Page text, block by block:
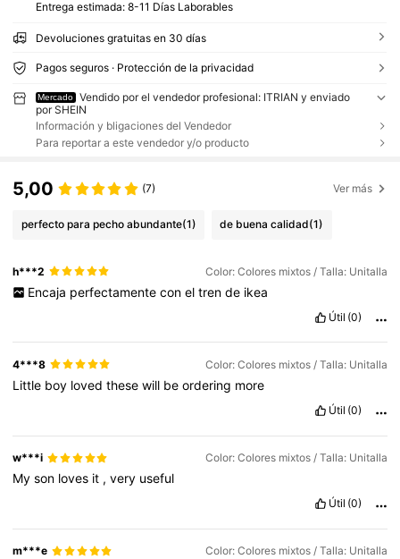
Entrega estimada: 8-11 Días Laborables
Devoluciones gratuitas en 30 días
Pagos seguros · Protección de la privacidad
Mercado
Vendido por el vendedor profesional: ITRIAN y enviado
por SHEIN
Información y bligaciones del Vendedor
Para reportar a este vendedor y/o producto
5,00 (7) Ver más
perfecto para pecho abundante(1) de buena calidad(1)
h***2 Color: Colores mixtos / Talla: Unitalla
Encaja perfectamente con el tren de ikea
Útil (0)
4***8 Color: Colores mixtos / Talla: Unitalla
Little boy lovedthesewill beordering more
Útil (0)
w***i Color: Colores mixtos / Talla: Unitalla
Myson loves it ,very useful
Útil (0)
m***e Color: Colores mixtos / Talla: Unitalla